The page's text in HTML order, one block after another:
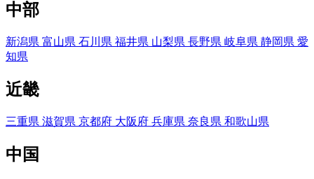
中部
新潟県 富山県 石川県 福井県 山梨県 長野県 岐阜県 静岡県 愛
知県
近畿
三重県 滋賀県 京都府 大阪府 兵庫県 奈良県 和歌山県
中国